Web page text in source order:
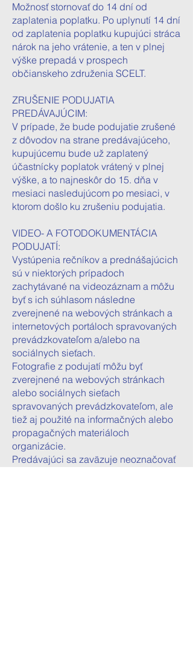
Možnosť stornovať do 14 dní od
zaplatenia poplatku. Po uplynutí 14 dní
od zaplatenia poplatku kupujúci stráca
nárok na jeho vrátenie, a ten v plnej
výške prepadá v prospech
občianskeho združenia SCELT.
ZRUŠENIE PODUJATIA
PREDÁVAJÚCIM:
V prípade, že bude podujatie zrušené
z dôvodov na strane predávajúceho,
kupujúcemu bude už zaplatený
účastnícky poplatok vrátený v plnej
výške, a to najneskôr do 15. dňa v
mesiaci nasledujúcom po mesiaci, v
ktorom došlo ku zrušeniu podujatia.
VIDEO- A FOTODOKUMENTÁCIA
PODUJATÍ:
Vystúpenia rečníkov a prednášajúcich
sú v niektorých prípadoch
zachytávané na videozáznam a môžu
byť s ich súhlasom následne
zverejnené na webových stránkach a
internetových portáloch spravovaných
prevádzkovateľom a/alebo na
sociálnych sieťach.
Fotografie z podujatí môžu byť
zverejnené na webových stránkach
alebo sociálnych sieťach
spravovaných prevádzkovateľom, ale
tiež aj použité na informačných alebo
propagačných materiáloch
organizácie.
Predávajúci sa zaväzuje neoznačovať